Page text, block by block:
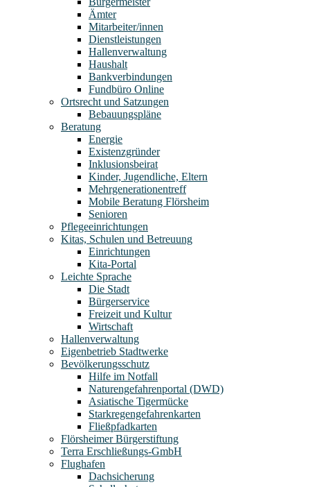
Ämter
Mitarbeiter/innen
Dienstleistungen
Hallenverwaltung
Haushalt
Bankverbindungen
Fundbüro Online
Ortsrecht und Satzungen
Bebauungspläne
Beratung
Energie
Existenzgründer
Inklusionsbeirat
Kinder, Jugendliche, Eltern
Mehrgenerationentreff
Mobile Beratung Flörsheim
Senioren
Pflegeeinrichtungen
Kitas, Schulen und Betreuung
Einrichtungen
Kita-Portal
Leichte Sprache
Die Stadt
Bürgerservice
Freizeit und Kultur
Wirtschaft
Hallenverwaltung
Eigenbetrieb Stadtwerke
Bevölkerungsschutz
Hilfe im Notfall
Naturengefahrenportal (DWD)
Asiatische Tigermücke
Starkregengefahrenkarten
Fließpfadkarten
Flörsheimer Bürgerstiftung
Terra Erschließungs-GmbH
Flughafen
Dachsicherung